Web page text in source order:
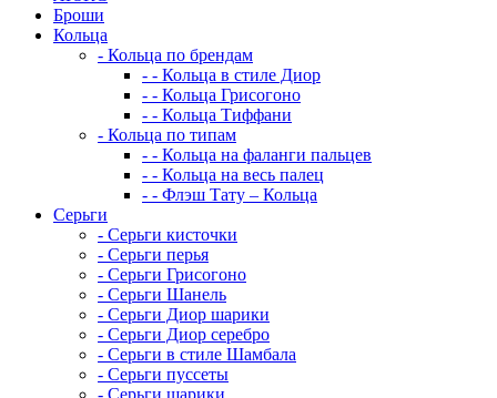
Броши
Кольца
- Кольца по брендам
- - Кольца в стиле Диор
- - Кольца Грисогоно
- - Кольца Тиффани
- Кольца по типам
- - Кольца на фаланги пальцев
- - Кольца на весь палец
- - Флэш Тату – Кольца
Серьги
- Серьги кисточки
- Серьги перья
- Серьги Грисогоно
- Серьги Шанель
- Серьги Диор шарики
- Серьги Диор серебро
- Серьги в стиле Шамбала
- Серьги пуссеты
- Серьги шарики